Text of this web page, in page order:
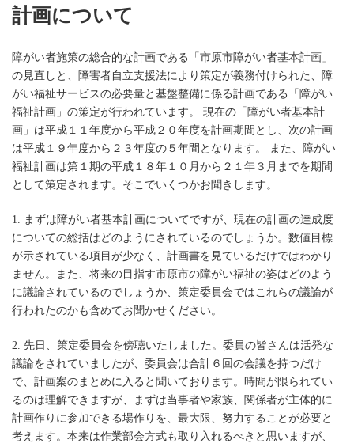
計画について
障がい者施策の総合的な計画である「市原市障がい者基本計画」
の見直しと、障害者自立支援法により策定が義務付けられた、障
がい福祉サービスの必要量と基盤整備に係る計画である「障がい
福祉計画」の策定が行われています。 現在の「障がい者基本計
画」は平成１１年度から平成２０年度を計画期間とし、次の計画
は平成１９年度から２３年度の５年間となります。 また、障がい
福祉計画は第１期の平成１８年１０月から２１年３月までを期間
として策定されます。そこでいくつかお聞きします。
1. まずは障がい者基本計画についてですが、現在の計画の達成度
についての総括はどのようにされているのでしょうか。数値目標
が示されている項目が少なく、計画書を見ているだけではわかり
ません。また、将来の目指す市原市の障がい福祉の姿はどのよう
に議論されているのでしょうか、策定委員会ではこれらの議論が
行われたのかも含めてお聞かせください。
2. 先日、策定委員会を傍聴いたしました。委員の皆さんは活発な
議論をされていましたが、委員会は合計６回の会議を持つだけ
で、計画案のまとめに入ると聞いております。時間が限られてい
るのは理解できますが、まずは当事者や家族、関係者が主体的に
計画作りに参加できる場作りを、最大限、努力することが必要と
考えます。本来は作業部会方式も取り入れるべきと思いますが、